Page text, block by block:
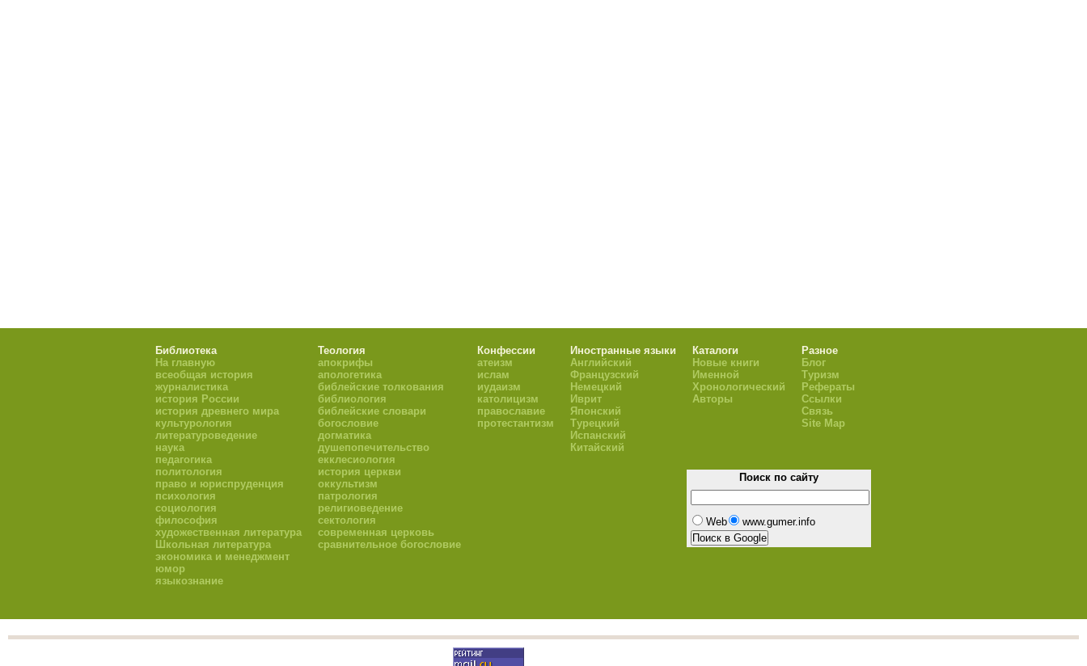
Библиотека
На главную
всеобщая история
журналистика
история России
история древнего мира
культурология
литературоведение
наука
педагогика
политология
право и юриспруденция
психология
социология
философия
художественная литература
Школьная литература
экономика и менеджмент
юмор
языкознание
Теология
апокрифы
апологетика
библейские толкования
библиология
библейские словари
богословие
догматика
душепопечительство
екклесиология
история церкви
оккультизм
патрология
религиоведение
сектология
современная церковь
сравнительное богословие
Конфессии
атеизм
ислам
иудаизм
католицизм
православие
протестантизм
Иностранные языки
Английский
Французский
Немецкий
Иврит
Японский
Турецкий
Испанский
Китайский
Каталоги
Новые книги
Именной
Хронологический
Авторы
Разное
Блог
Туризм
Рефераты
Ссылки
Связь
Site Map
Поиск по сайту
Web www.gumer.info